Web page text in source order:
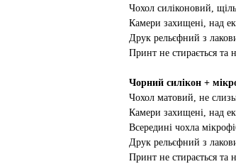
Чохол силіконовий,
Камери захищені, над
Друк рельєфний з
Принт не стирається та
Чорний силікон +
Чохол матовий, не
Камери захищені, над
Всередині чохла
Друк рельєфний з
Принт не стирається та